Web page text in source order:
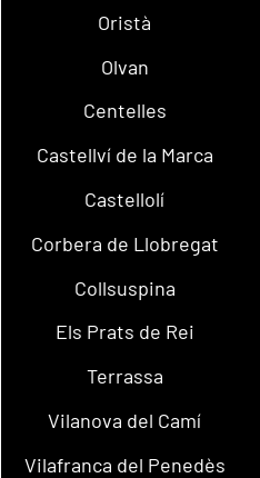
Oristà
Olvan
Centelles
Castellví de la Marca
Castellolí
Corbera de Llobregat
Collsuspina
Els Prats de Rei
Terrassa
Vilanova del Camí
Vilafranca del Penedès